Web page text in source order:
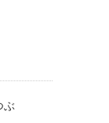
ぶ